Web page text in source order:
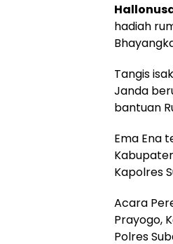
hadiah
Tangis
Janda
bantuan
Ema Ena
Kapolres
Acara
Prayogo,
Polres
Hukum
Tega!
Sosok
di Deli
Polisi
Korban